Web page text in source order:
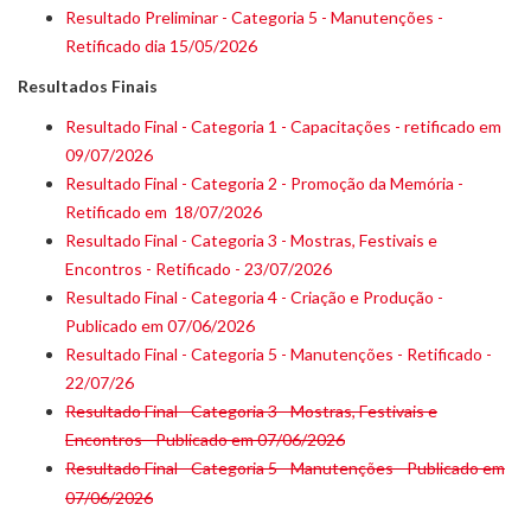
Resultado Preliminar - Categoria 5 - Manutenções -
Retificado dia 15/05/2026
Resultados Finais
Resultado Final - Categoria 1 - Capacitações - retificado em
09/07/2026
Resultado Final - Categoria 2 - Promoção da Memória -
Retificado em 18/07/2026
Resultado Final - Categoria 3 - Mostras, Festivais e
Encontros - Retificado - 23/07/2026
Resultado Final - Categoria 4 - Criação e Produção -
Publicado em 07/06/2026
Resultado Final - Categoria 5 - Manutenções - Retificado -
22/07/26
Resultado Final - Categoria 3 - Mostras, Festivais e
Encontros - Publicado em 07/06/2026
Resultado Final - Categoria 5 - Manutenções - Publicado em
07/06/2026